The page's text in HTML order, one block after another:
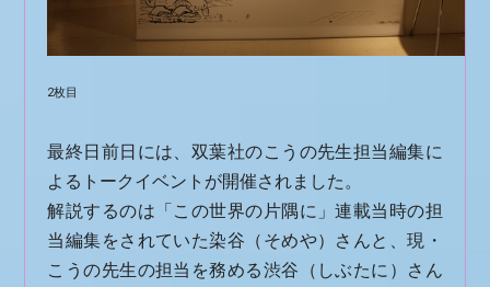
2枚目
最終日前日には、双葉社のこうの先生担当編集に
よるトークイベントが開催されました。
解説するのは「この世界の片隅に」連載当時の担
当編集をされていた染谷（そめや）さんと、現・
こうの先生の担当を務める渋谷（しぶたに）さん